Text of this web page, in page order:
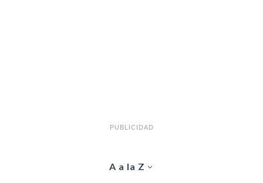
PUBLICIDAD
A a la Z